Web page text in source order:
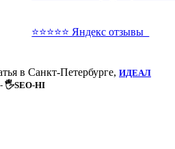
⭐⭐⭐⭐⭐ Яндекс отзывы
в Санкт-Петербурге, ИДЕАЛ
- 🖐SEO-HI